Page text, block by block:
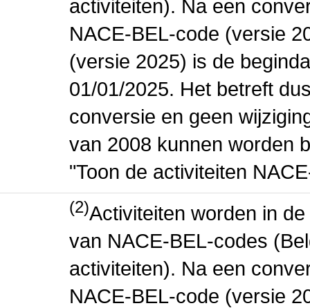
activiteiten). Na een
NACE-BEL-code (versie
(versie 2025) is de
01/01/2025. Het betreft
conversie en geen
van 2008 kunnen worden
"Toon de activiteiten
(2)Activiteiten worden in
van NACE-BEL-codes
activiteiten). Na een
NACE-BEL-code (versie